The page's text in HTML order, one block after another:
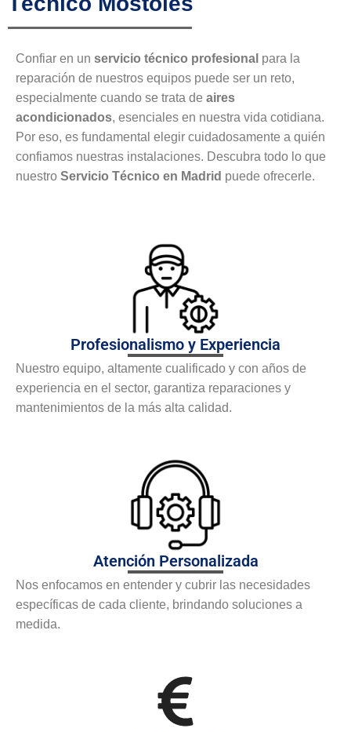
Confiar en un servicio técnico profesional para la
reparación de nuestros equipos puede ser un reto,
especialmente cuando se trata de aires
acondicionados, esenciales en nuestra vida cotidiana.
Por eso, es fundamental elegir cuidadosamente a quién
confiamos nuestras instalaciones. Descubra todo lo que
nuestro Servicio Técnico en Madrid puede ofrecerle.
Profesionalismo y Experiencia
Nuestro equipo, altamente cualificado y con años de
experiencia en el sector, garantiza reparaciones y
mantenimientos de la más alta calidad.
Atención Personalizada
Nos enfocamos en entender y cubrir las necesidades
específicas de cada cliente, brindando soluciones a
medida.